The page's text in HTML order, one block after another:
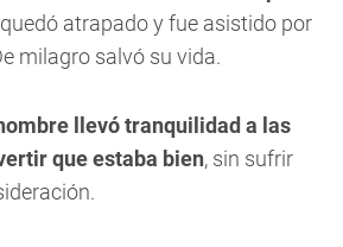
atrapado y fue asistido por
milagro salvó su vida.
llevó tranquilidad a las
que estaba bien, sin sufrir